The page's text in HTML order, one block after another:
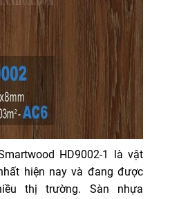
HD9002-1 là vật
hiện nay và đang được
thị trường. Sàn nhựa